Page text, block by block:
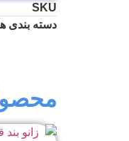
SKU
دسته بندی